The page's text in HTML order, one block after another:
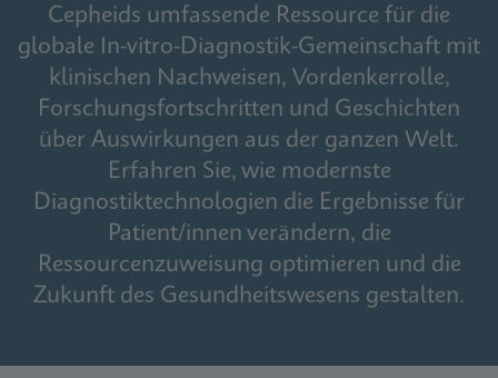
Cepheids umfassende Ressource für die
globale In-vitro-Diagnostik-Gemeinschaft mit
klinischen Nachweisen, Vordenkerrolle,
Forschungsfortschritten und Geschichten
über Auswirkungen aus der ganzen Welt.
Erfahren Sie, wie modernste
Diagnostiktechnologien die Ergebnisse für
Patient/innen verändern, die
Ressourcenzuweisung optimieren und die
Zukunft des Gesundheitswesens gestalten.